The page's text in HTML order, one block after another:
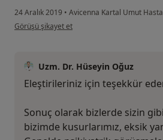
24 Aralık 2019 • Avicenna Kartal Umut
kullanıcının görüşüne göre s.....
Görüşü şikayet et
Uzm. Dr. Hüseyin Oğuz
Eleştirileriniz için teşekkür
Sonuç olarak bizlerde sizin
bizimde kusurlarımız, eksik